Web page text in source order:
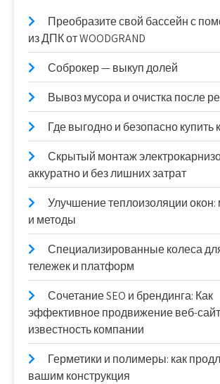
Преобразите свой бассейн с
из ДПК от WOODGRAND
Соброкер — выкуп долей
Вывоз мусора и очистка после
Где выгодно и безопасно купить
Скрытый монтаж
аккуратно и без лишних затрат
Улучшение теплоизоляции
и методы
Специализированные колеса
тележек и платформ
Сочетание SEO и брендинга: Как
эффективное продвижение веб-
известность компании
Герметики и полимеры: как
вашим конструкция